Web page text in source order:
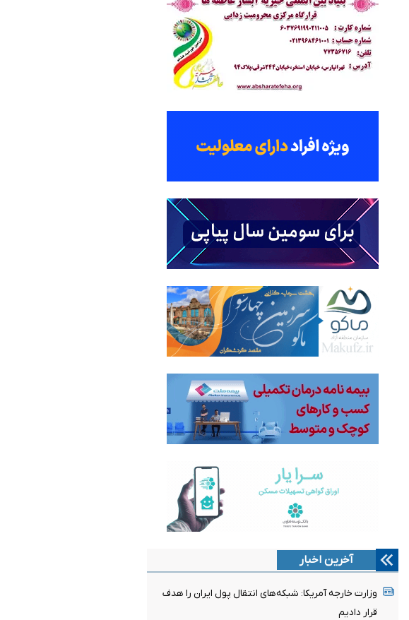
آخرین اخبار
وزارت خارجه آمریکا: شبکه‌های انتقال پول ایران را هدف
قرار دادیم